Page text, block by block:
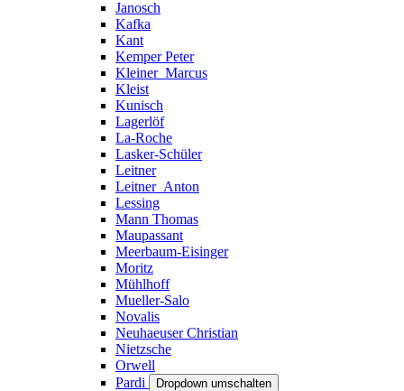
Janosch
Kafka
Kant
Kemper Peter
Kleiner_Marcus
Kleist
Kunisch
Lagerlöf
La-Roche
Lasker-Schüler
Leitner
Leitner_Anton
Lessing
Mann Thomas
Maupassant
Meerbaum-Eisinger
Moritz
Mühlhoff
Mueller-Salo
Novalis
Neuhaeuser Christian
Nietzsche
Orwell
Pardi
Dropdown umschalten